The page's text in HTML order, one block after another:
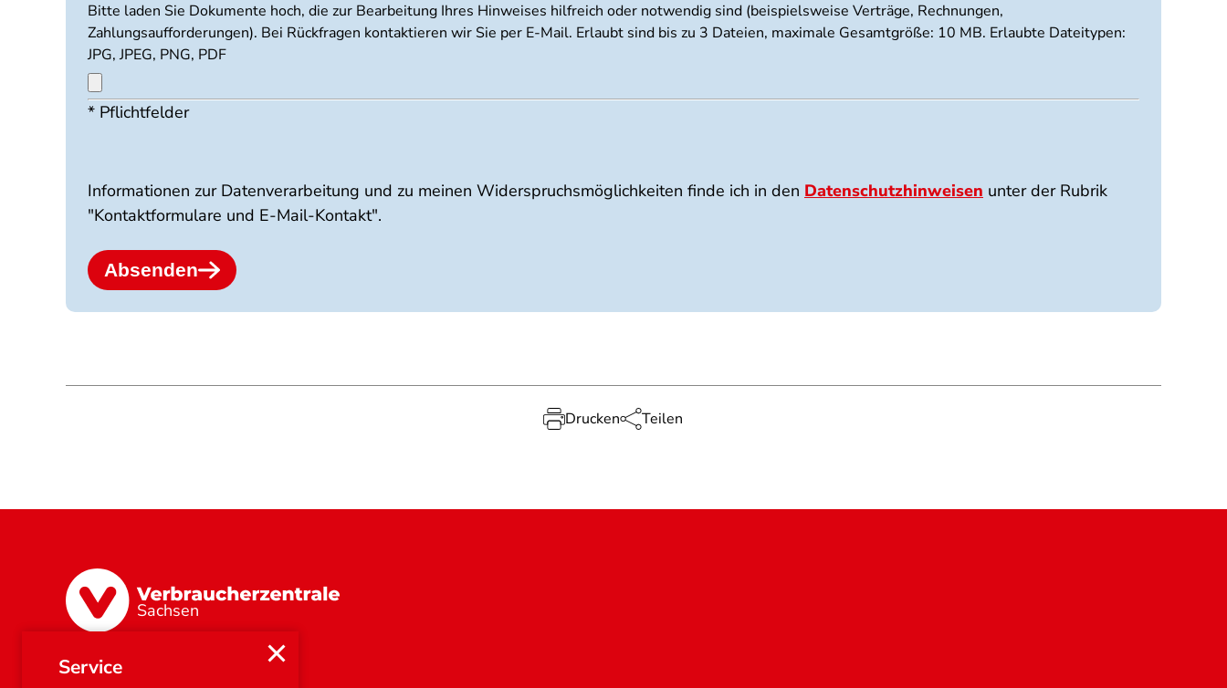
Service
Dokumente
hochladen
Bitte laden Sie Dokumente hoch, die zur Bearbeitung Ihres Hinweises hilfreich oder notwendig sind (beispielsweise Verträge, Rechnungen,
Zahlungsaufforderungen). Bei Rückfragen kontaktieren wir Sie per E-Mail. Erlaubt sind bis zu 3 Dateien, maximale Gesamtgröße: 10 MB. Erlaubte Dateitypen:
JPG, JPEG, PNG, PDF
Maximal
10
MB
Limit.
Erlaubte
Dateitypen:
jpg
* Pflichtfelder
Informationen zur Datenverarbeitung und zu meinen Widerspruchsmöglichkeiten finde ich in den Datenschutzhinweisen unter der Rubrik
"Kontaktformulare und E-Mail-Kontakt".
Absenden
Drucken Teilen
Sachsen